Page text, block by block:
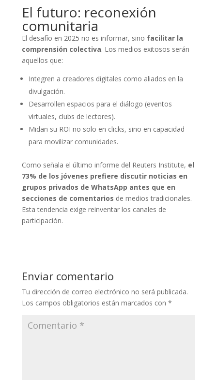
El futuro: reconexión
comunitaria
El desafío en 2025 no es informar, sino facilitar la
comprensión colectiva. Los medios exitosos serán
aquellos que:
Integren a creadores digitales como aliados en la
divulgación.
Desarrollen espacios para el diálogo (eventos
virtuales, clubs de lectores).
Midan su ROI no solo en clicks, sino en capacidad
para movilizar comunidades.
Como señala el último informe del Reuters Institute, el
73% de los jóvenes prefiere discutir noticias en
grupos privados de WhatsApp antes que en
secciones de comentarios de medios tradicionales.
Esta tendencia exige reinventar los canales de
participación.
Enviar comentario
Tu dirección de correo electrónico no será publicada.
Los campos obligatorios están marcados con *